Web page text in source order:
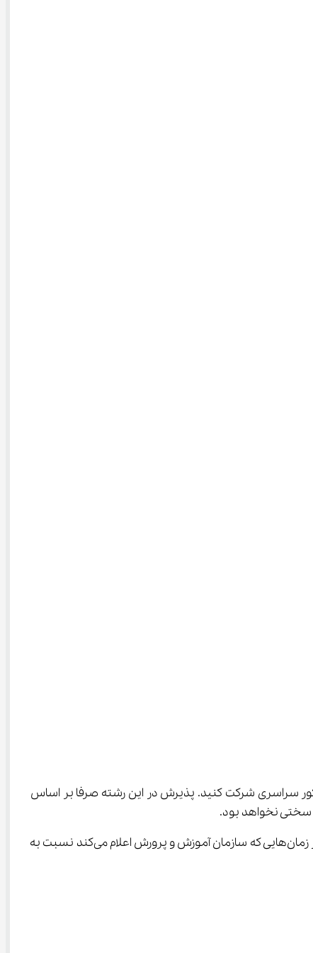
نیست در کنکور سراسری شرکت کنید. پذیرش در این رشته صرفا بر اساس
سختی نخواهد بود.
با توجه به اینکه پذیرش در این رشته بر اساس معدل شما است اگر معدل خوبی ندارید باید به فکر بهبود آن باشید. شما می‌توانید در زمان‌هایی که سازمان آموزش و پرورش اعلام می‌کند نسبت به